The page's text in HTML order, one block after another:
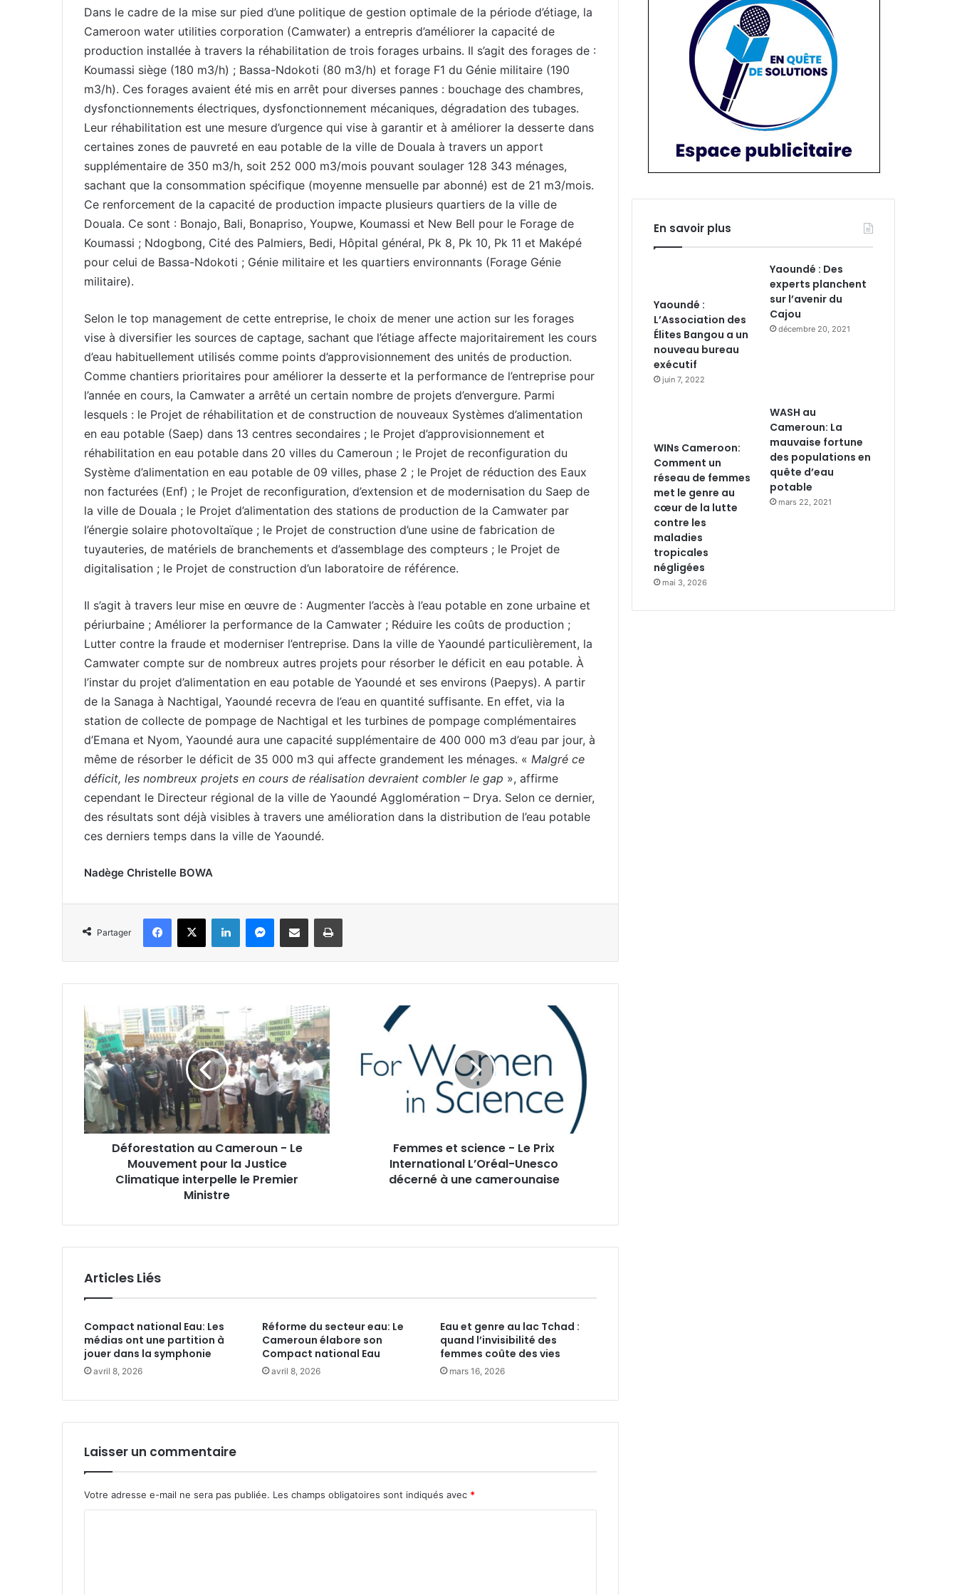
Dans le cadre de la mise sur pied d’une politique de gestion optimale de la période d’étiage, la
Cameroon water utilities corporation (Camwater) a entrepris d’améliorer la capacité de
production installée à travers la réhabilitation de trois forages urbains. Il s’agit des forages de :
Koumassi siège (180 m3/h) ; Bassa-Ndokoti (80 m3/h) et forage F1 du Génie militaire (190
m3/h). Ces forages avaient été mis en arrêt pour diverses pannes : bouchage des chambres,
dysfonctionnements électriques, dysfonctionnement mécaniques, dégradation des tubages.
Leur réhabilitation est une mesure d’urgence qui vise à garantir et à améliorer la desserte dans
certaines zones de pauvreté en eau potable de la ville de Douala à travers un apport
supplémentaire de 350 m3/h, soit 252 000 m3/mois pouvant soulager 128 343 ménages,
sachant que la consommation spécifique (moyenne mensuelle par abonné) est de 21 m3/mois.
Ce renforcement de la capacité de production impacte plusieurs quartiers de la ville de
Douala. Ce sont : Bonajo, Bali, Bonapriso, Youpwe, Koumassi et New Bell pour le Forage de
Koumassi ; Ndogbong, Cité des Palmiers, Bedi, Hôpital général, Pk 8, Pk 10, Pk 11 et Maképé
pour celui de Bassa-Ndokoti ; Génie militaire et les quartiers environnants (Forage Génie
militaire).
Selon le top management de cette entreprise, le choix de mener une action sur les forages
vise à diversifier les sources de captage, sachant que l’étiage affecte majoritairement les cours
d’eau habituellement utilisés comme points d’approvisionnement des unités de production.
Comme chantiers prioritaires pour améliorer la desserte et la performance de l’entreprise pour
l’année en cours, la Camwater a arrêté un certain nombre de projets d’envergure. Parmi
lesquels : le Projet de réhabilitation et de construction de nouveaux Systèmes d’alimentation
en eau potable (Saep) dans 13 centres secondaires ; le Projet d’approvisionnement et
réhabilitation en eau potable dans 20 villes du Cameroun ; le Projet de reconfiguration du
Système d’alimentation en eau potable de 09 villes, phase 2 ; le Projet de réduction des Eaux
non facturées (Enf) ; le Projet de reconfiguration, d’extension et de modernisation du Saep de
la ville de Douala ; le Projet d’alimentation des stations de production de la Camwater par
l’énergie solaire photovoltaïque ; le Projet de construction d’une usine de fabrication de
tuyauteries, de matériels de branchements et d’assemblage des compteurs ; le Projet de
digitalisation ; le Projet de construction d’un laboratoire de référence.
Il s’agit à travers leur mise en œuvre de : Augmenter l’accès à l’eau potable en zone urbaine et
périurbaine ; Améliorer la performance de la Camwater ; Réduire les coûts de production ;
Lutter contre la fraude et moderniser l’entreprise. Dans la ville de Yaoundé particulièrement, la
Camwater compte sur de nombreux autres projets pour résorber le déficit en eau potable. À
l’instar du projet d’alimentation en eau potable de Yaoundé et ses environs (Paepys). A partir
de la Sanaga à Nachtigal, Yaoundé recevra de l’eau en quantité suffisante. En effet, via la
station de collecte de pompage de Nachtigal et les turbines de pompage complémentaires
d’Emana et Nyom, Yaoundé aura une capacité supplémentaire de 400 000 m3 d’eau par jour, à
même de résorber le déficit de 35 000 m3 qui affecte grandement les ménages. « Malgré ce
déficit, les nombreux projets en cours de réalisation devraient combler le gap », affirme
cependant le Directeur régional de la ville de Yaoundé Agglomération – Drya. Selon ce dernier,
des résultats sont déjà visibles à travers une amélioration dans la distribution de l’eau potable
ces derniers temps dans la ville de Yaoundé.
Nadège Christelle BOWA
Partager
D
é
f
o
r
e
s
t
a
a
e
r
u
n
-
L
M
v
m
e
Déforestation au Cameroun - Le
Mouvement pour la Justice
Climatique interpelle le Premier
Ministre
L
r
x
I
n
r
o
n
Femmes et science - Le Prix
International L’Oréal-Unesco
décerné à une camerounaise
Articles Liés
Compact national Eau: Les
médias ont une partition à
jouer dans la symphonie
avril 8, 2026
Réforme du secteur eau: Le
Cameroun élabore son
Compact national Eau
avril 8, 2026
Eau et genre au lac Tchad :
quand l’invisibilité des
femmes coûte des vies
mars 16, 2026
Laisser un commentaire
Votre adresse e-mail ne sera pas publiée. Les champs obligatoires sont indiqués avec *
En savoir plus
Yaoundé :
L’Association des
Élites Bangou a un
nouveau bureau
exécutif
juin 7, 2022
Yaoundé : Des
experts planchent
sur l’avenir du
Cajou
décembre 20, 2021
WINs Cameroon:
Comment un
réseau de femmes
met le genre au
cœur de la lutte
contre les
maladies
tropicales
négligées
mai 3, 2026
WASH au
Cameroun: La
mauvaise fortune
des populations en
quête d’eau
potable
mars 22, 2021